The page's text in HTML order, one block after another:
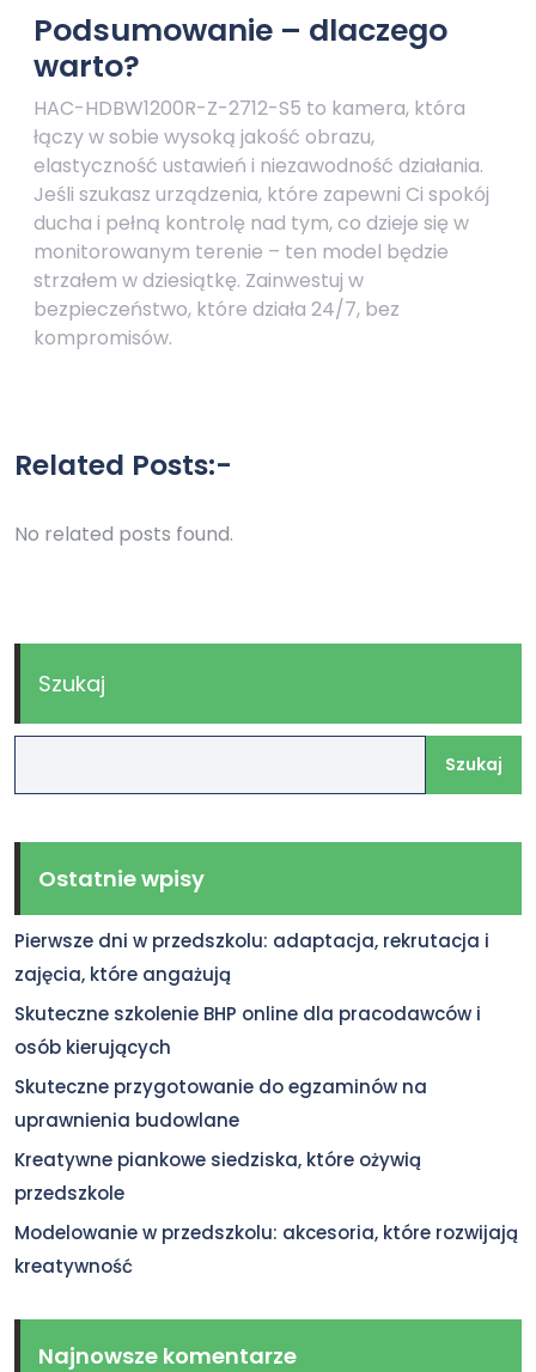
Podsumowanie – dlaczego
warto?
HAC-HDBW1200R-Z-2712-S5 to kamera, która
łączy w sobie wysoką jakość obrazu,
elastyczność ustawień i niezawodność działania.
Jeśli szukasz urządzenia, które zapewni Ci spokój
ducha i pełną kontrolę nad tym, co dzieje się w
monitorowanym terenie – ten model będzie
strzałem w dziesiątkę. Zainwestuj w
bezpieczeństwo, które działa 24/7, bez
kompromisów.
Related Posts:-
No related posts found.
Szukaj
Szukaj
Ostatnie wpisy
Pierwsze dni w przedszkolu: adaptacja, rekrutacja i
zajęcia, które angażują
Skuteczne szkolenie BHP online dla pracodawców i
osób kierujących
Skuteczne przygotowanie do egzaminów na
uprawnienia budowlane
Kreatywne piankowe siedziska, które ożywią
przedszkole
Modelowanie w przedszkolu: akcesoria, które rozwijają
kreatywność
Najnowsze komentarze